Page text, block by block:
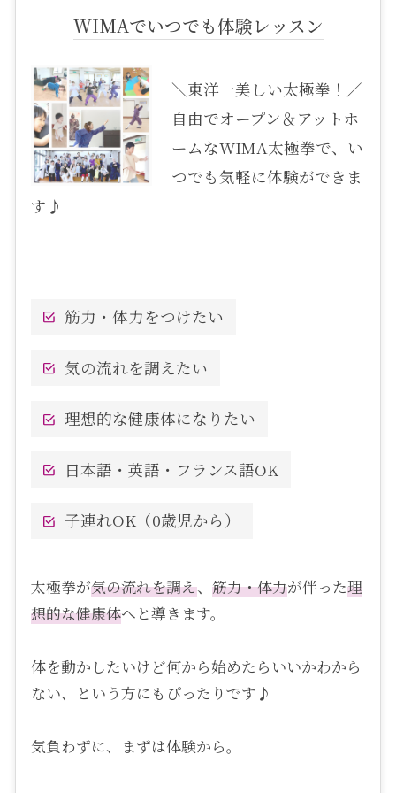
WIMAでいつでも体験レッスン
＼東洋一美しい太極拳！／
自由でオープン＆アットホ
ームなWIMA太極拳で、い
つでも気軽に体験ができま
す♪
筋力・体力をつけたい
気の流れを調えたい
理想的な健康体になりたい
日本語・英語・フランス語OK
子連れOK（0歳児から）
太極拳が気の流れを調え、 筋力・体力が伴った理
想的な健康体へと導きます。
体を動かしたいけど何から始めたらいいかわから
ない、という方にもぴったりです♪
気負わずに、まずは体験から。